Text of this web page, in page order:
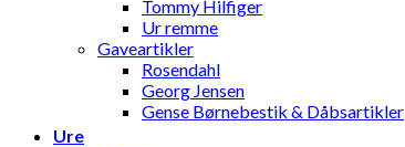
Tommy Hilfiger
Ur remme
Gaveartikler
Rosendahl
Georg Jensen
Gense Børnebestik & Dåbsartikler
Ure